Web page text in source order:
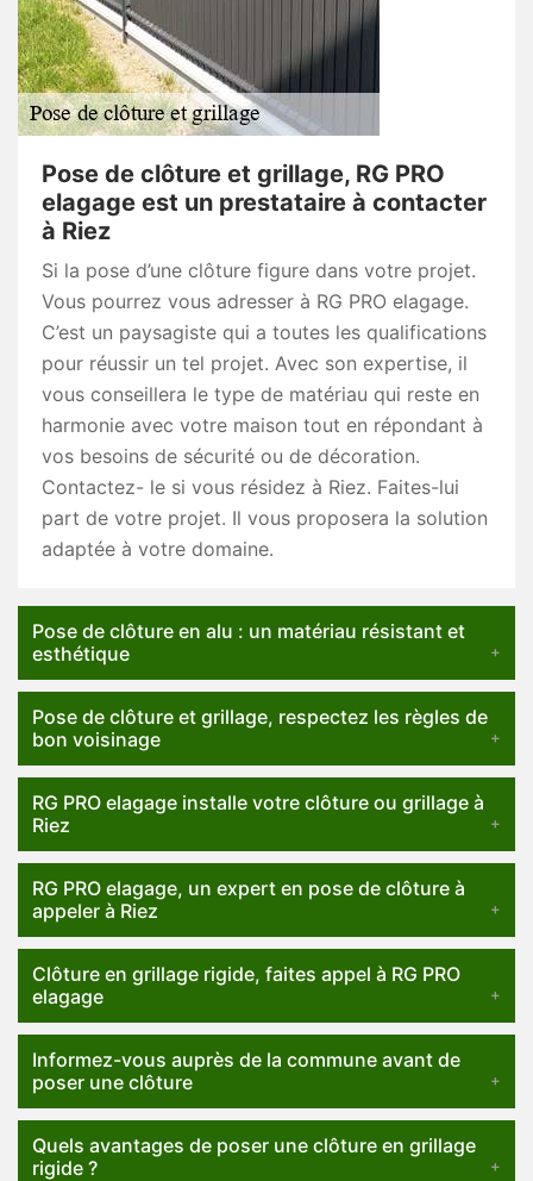
Pose de clôture et grillage, RG PRO
elagage est un prestataire à contacter
à Riez
Si la pose d’une clôture figure dans votre projet.
Vous pourrez vous adresser à RG PRO elagage.
C’est un paysagiste qui a toutes les qualifications
pour réussir un tel projet. Avec son expertise, il
vous conseillera le type de matériau qui reste en
harmonie avec votre maison tout en répondant à
vos besoins de sécurité ou de décoration.
Contactez- le si vous résidez à Riez. Faites-lui
part de votre projet. Il vous proposera la solution
adaptée à votre domaine.
Pose de clôture en alu : un matériau résistant et
esthétique
Pose de clôture et grillage, respectez les règles de
bon voisinage
RG PRO elagage installe votre clôture ou grillage à
Riez
RG PRO elagage, un expert en pose de clôture à
appeler à Riez
Clôture en grillage rigide, faites appel à RG PRO
elagage
Informez-vous auprès de la commune avant de
poser une clôture
Quels avantages de poser une clôture en grillage
rigide ?